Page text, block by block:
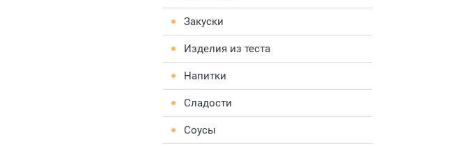
Закуски
Изделия из теста
Напитки
Сладости
Соусы